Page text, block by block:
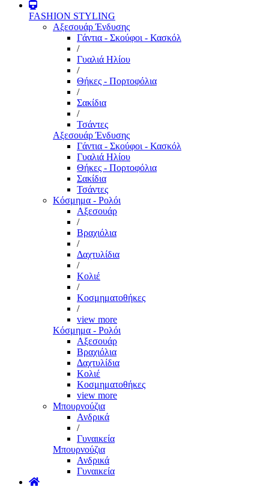
FASHION STYLING
Αξεσουάρ Ένδυσης
Γάντια - Σκούφοι - Κασκόλ
/
Γυαλιά Ηλίου
/
Θήκες - Πορτοφόλια
/
Σακίδια
/
Τσάντες
Αξεσουάρ Ένδυσης
Γάντια - Σκούφοι - Κασκόλ
Γυαλιά Ηλίου
Θήκες - Πορτοφόλια
Σακίδια
Τσάντες
Κόσμημα - Ρολόι
Αξεσουάρ
/
Βραχιόλια
/
Δαχτυλίδια
/
Κολιέ
/
Κοσμηματοθήκες
/
view more
Κόσμημα - Ρολόι
Αξεσουάρ
Βραχιόλια
Δαχτυλίδια
Κολιέ
Κοσμηματοθήκες
view more
Μπουρνούζια
Ανδρικά
/
Γυναικεία
Μπουρνούζια
Ανδρικά
Γυναικεία